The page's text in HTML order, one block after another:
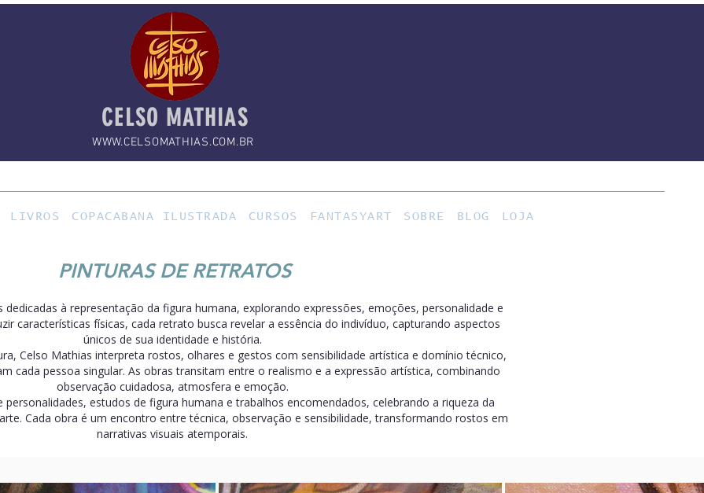
CELSO MATHIAS
WWW.CELSOMATHIAS.COM.BR
LIVROS COPACABANA ILUSTRADA CURSOS FANTASYART SOBRE BLOG LOJA
PINTURAS DE RETRATOS
à representação da figura humana, explorando expressões, emoções, personalidade e
características físicas, cada retrato busca revelar a essência do indivíduo, capturando aspectos
únicos de sua identidade e história.
Celso Mathias interpreta rostos, olhares e gestos com sensibilidade artística e domínio técnico,
cada pessoa singular. As obras transitam entre o realismo e a expressão artística, combinando
observação cuidadosa, atmosfera e emoção.
personalidades, estudos de figura humana e trabalhos encomendados, celebrando a riqueza da
Cada obra é um encontro entre técnica, observação e sensibilidade, transformando rostos em
narrativas visuais atemporais.